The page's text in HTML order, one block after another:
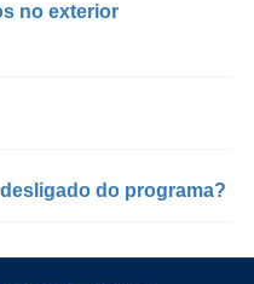
no exterior
do programa?